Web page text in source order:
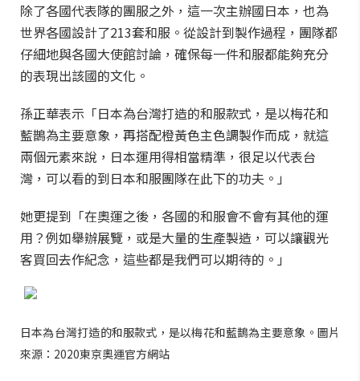
除了各國代表隊的團服之外，這一次主辦國日本，也為
世界各國設計了213套和服。從設計到製作過程，團隊都
仔細地與各國大使館討論，確保每一件和服都能夠充分
的表現出該國的文化。
孫正華表示「日本為台灣打造的和服款式，是以梅花和
藍鵲為主要意象，再搭配橙黃色主色調製作而成，就這
兩個元素來說，日本運用得相當精準，很足以代表台
灣，可以看的到日本和服團隊在此下的功夫。」
她更提到「在奧運之後，各國的和服會不會有其他的運
用？例如舉辦展覽，或是大量的生產製造，可以讓觀光
客買回去作紀念，這些都是我們可以期待的。」
日本為台灣打造的和服款式，是以梅花和藍鵲為主要意象。圖片
來源：2020東京奧運官方網站